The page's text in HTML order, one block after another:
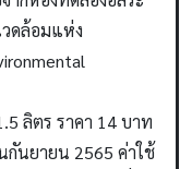
ดล้อมแห่ง
ลิตร ราคา 14 บาท
กันยายน 2565 ค่าใช้